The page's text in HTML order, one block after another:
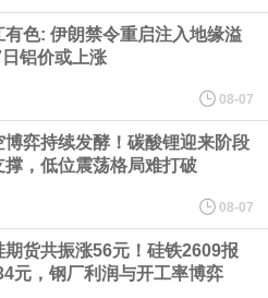
的工作“非常满意”。
司，日内涨3.91%。
说会上表示，在需求增加、价格走高及货源
动下，预期第3季度营运将优于第2季度，并
果。
CBO）于当地时间5日发布报告称，美国海军
有色: 伊朗禁令重启注入地缘溢
铝价或上涨
08-07
博弈持续发酵！碳酸锂迎来阶段
撑，低位震荡格局难打破
08-07
期货共振涨56元！硅铁2609报
元，钢厂利润与开工率博弈